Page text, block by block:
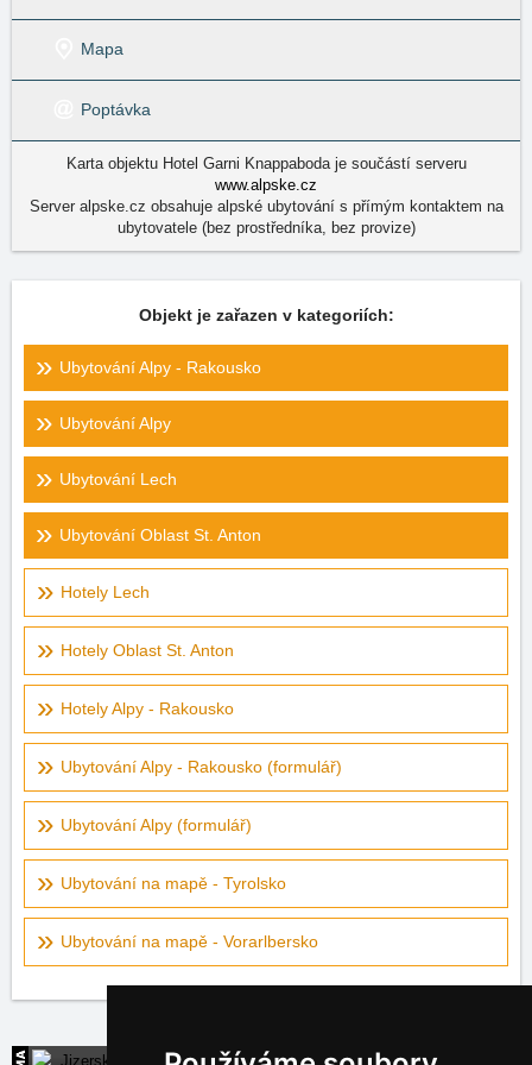
Mapa
Poptávka
Karta objektu Hotel Garni Knappaboda je součástí serveru
www.alpske.cz
Server alpske.cz obsahuje alpské ubytování s přímým kontaktem na
ubytovatele (bez prostředníka, bez provize)
Objekt je zařazen v kategoriích:
Ubytování Alpy - Rakousko
Ubytování Alpy
Ubytování Lech
Ubytování Oblast St. Anton
Hotely Lech
Hotely Oblast St. Anton
Hotely Alpy - Rakousko
Ubytování Alpy - Rakousko (formulář)
Ubytování Alpy (formulář)
Ubytování na mapě - Tyrolsko
Ubytování na mapě - Vorarlbersko